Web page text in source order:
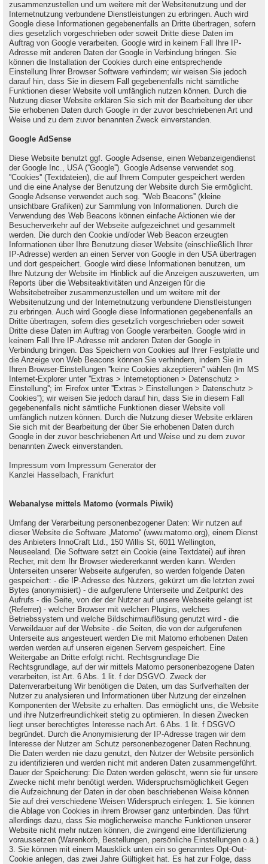
zusammenzustellen und um weitere mit der Websitenutzung und der
Internetnutzung verbundene Dienstleistungen zu erbringen. Auch wird
Google diese Informationen gegebenenfalls an Dritte übertragen, sofern
dies gesetzlich vorgeschrieben oder soweit Dritte diese Daten im
Auftrag von Google verarbeiten. Google wird in keinem Fall Ihre IP-
Adresse mit anderen Daten der Google in Verbindung bringen. Sie
können die Installation der Cookies durch eine entsprechende
Einstellung Ihrer Browser Software verhindern; wir weisen Sie jedoch
darauf hin, dass Sie in diesem Fall gegebenenfalls nicht sämtliche
Funktionen dieser Website voll umfänglich nutzen können. Durch die
Nutzung dieser Website erklären Sie sich mit der Bearbeitung der über
Sie erhobenen Daten durch Google in der zuvor beschriebenen Art und
Weise und zu dem zuvor benannten Zweck einverstanden.
Google AdSense
Diese Website benutzt ggf. Google Adsense, einen Webanzeigendienst
der Google Inc., USA (''Google''). Google Adsense verwendet sog.
''Cookies'' (Textdateien), die auf Ihrem Computer gespeichert werden
und die eine Analyse der Benutzung der Website durch Sie ermöglicht.
Google Adsense verwendet auch sog. ''Web Beacons'' (kleine
unsichtbare Grafiken) zur Sammlung von Informationen. Durch die
Verwendung des Web Beacons können einfache Aktionen wie der
Besucherverkehr auf der Webseite aufgezeichnet und gesammelt
werden. Die durch den Cookie und/oder Web Beacon erzeugten
Informationen über Ihre Benutzung dieser Website (einschließlich Ihrer
IP-Adresse) werden an einen Server von Google in den USA übertragen
und dort gespeichert. Google wird diese Informationen benutzen, um
Ihre Nutzung der Website im Hinblick auf die Anzeigen auszuwerten, um
Reports über die Websiteaktivitäten und Anzeigen für die
Websitebetreiber zusammenzustellen und um weitere mit der
Websitenutzung und der Internetnutzung verbundene Dienstleistungen
zu erbringen. Auch wird Google diese Informationen gegebenenfalls an
Dritte übertragen, sofern dies gesetzlich vorgeschrieben oder soweit
Dritte diese Daten im Auftrag von Google verarbeiten. Google wird in
keinem Fall Ihre IP-Adresse mit anderen Daten der Google in
Verbindung bringen. Das Speichern von Cookies auf Ihrer Festplatte und
die Anzeige von Web Beacons können Sie verhindern, indem Sie in
Ihren Browser-Einstellungen ''keine Cookies akzeptieren'' wählen (Im MS
Internet-Explorer unter ''Extras > Internetoptionen > Datenschutz >
Einstellung''; im Firefox unter ''Extras > Einstellungen > Datenschutz >
Cookies''); wir weisen Sie jedoch darauf hin, dass Sie in diesem Fall
gegebenenfalls nicht sämtliche Funktionen dieser Website voll
umfänglich nutzen können. Durch die Nutzung dieser Website erklären
Sie sich mit der Bearbeitung der über Sie erhobenen Daten durch
Google in der zuvor beschriebenen Art und Weise und zu dem zuvor
benannten Zweck einverstanden.
Impressum vom Impressum Generator der
Kanzlei Hasselbach, Frankfurt
Webanalyse mittels Matomo (vormals Piwik)
Umfang der Verarbeitung personenbezogener Daten: Wir nutzen auf
dieser Website die Software „Matomo“ (www.matomo.org), einem Dienst
des Anbieters InnoCraft Ltd., 150 Willis St, 6011 Wellington,
Neuseeland. Die Software setzt ein Cookie (eine Textdatei) auf ihren
Recher, mit dem Ihr Browser wiedererkannt werden kann. Werden
Unterseiten unserer Webseite aufgerufen, so werden folgende Daten
gespeichert: - die IP-Adresse des Nutzers, gekürzt um die letzten zwei
Bytes (anonymisiert) - die aufgerufene Unterseite und Zeitpunkt des
Aufrufs - die Seite, von der der Nutzer auf unsere Webseite gelangt ist
(Referrer) - welcher Browser mit welchen Plugins, welches
Betriebssystem und welche Bildschirmauflösung genutzt wird - die
Verweildauer auf der Website - die Seiten, die von der aufgerufenen
Unterseite aus angesteuert werden Die mit Matomo erhobenen Daten
werden werden auf unseren eigenen Servern gespeichert. Eine
Weitergabe an Dritte erfolgt nicht. Rechtsgrundlage Die
Rechtsgrundlage, auf der wir mittels Matomo personenbezogene Daten
verarbeiten, ist Art. 6 Abs. 1 lit. f der DSGVO. Zweck der
Datenverarbeitung Wir benötigen die Daten, um das Surfverhalten der
Nutzer zu analysieren und Informationen über Nutzung der einzelnen
Komponenten der Website zu erhalten. Das ermöglicht uns, die Website
und ihre Nutzerfreundlichkeit stetig zu optimieren. In diesen Zwecken
liegt unser berechtigtes Interesse nach Art. 6 Abs. 1 lit. f DSGVO
begründet. Durch die Anonymisierung der IP-Adresse tragen wir dem
Interesse der Nutzer am Schutz personenbezogener Daten Rechnung.
Die Daten werden nie dazu genutzt, den Nutzer der Website persönlich
zu identifizieren und werden nicht mit anderen Daten zusammengeführt.
Dauer der Speicherung: Die Daten werden gelöscht, wenn sie für unsere
Zwecke nicht mehr benötigt werden. Widerspruchsmöglichkeit Gegen
die Aufzeichnung der Daten in der oben beschriebenen Weise können
Sie auf drei verschiedene Weisen Widerspruch einlegen: 1. Sie können
die Ablage von Cookies in ihrem Browser ganz unterbinden. Das führt
allerdings dazu, dass Sie möglicherweise manche Funktionen unserer
Website nicht mehr nutzen können, die zwingend eine Identifizierung
voraussetzen (Warenkorb, Bestellungen, persönliche Einstellungen o.ä.)
3. Sie können mit einem Mausklick unten ein so genanntes Opt-Out-
Cookie anlegen, das zwei Jahre Gültigkeit hat. Es hat zur Folge, dass